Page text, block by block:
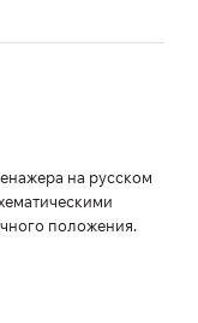
на русском
положения.